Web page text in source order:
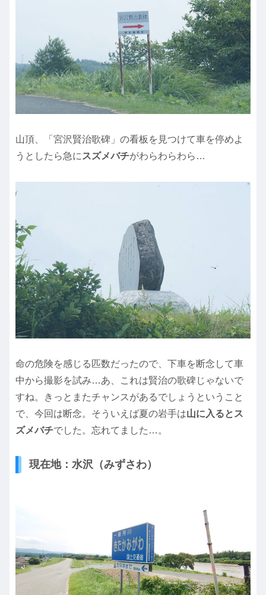
山頂、「宮沢賢治歌碑」の看板を見つけて車を停めよ
うとしたら急に スズメバチがわらわらわら…
命の危険を感じる匹数だったので、下車を断念して車
中から撮影を試み…あ、これは賢治の歌碑じゃないで
すね。きっとまたチャンスがあるでしょうということ
で、今回は断念。そういえば夏の岩手は山に入るとス
ズメバチでした。忘れてました…。
現在地：水沢（みずさわ）